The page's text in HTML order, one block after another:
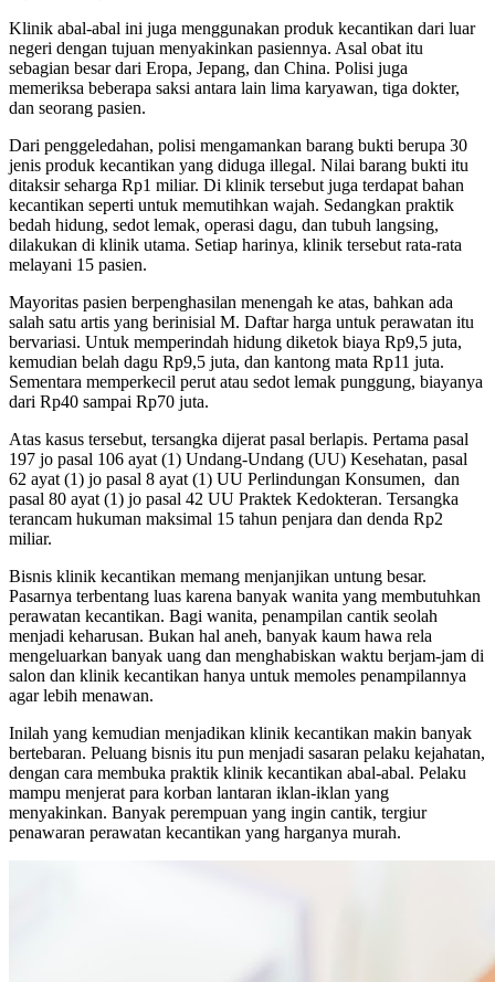
Klinik abal-abal ini juga menggunakan produk kecantikan dari luar
negeri dengan tujuan menyakinkan pasiennya. Asal obat itu
sebagian besar dari Eropa, Jepang, dan China. Polisi juga
memeriksa beberapa saksi antara lain lima karyawan, tiga dokter,
dan seorang pasien.
Dari penggeledahan, polisi mengamankan barang bukti berupa 30
jenis produk kecantikan yang diduga illegal. Nilai barang bukti itu
ditaksir seharga Rp1 miliar. Di klinik tersebut juga terdapat bahan
kecantikan seperti untuk memutihkan wajah. Sedangkan praktik
bedah hidung, sedot lemak, operasi dagu, dan tubuh langsing,
dilakukan di klinik utama. Setiap harinya, klinik tersebut rata-rata
melayani 15 pasien.
Mayoritas pasien berpenghasilan menengah ke atas, bahkan ada
salah satu artis yang berinisial M. Daftar harga untuk perawatan itu
bervariasi. Untuk memperindah hidung diketok biaya Rp9,5 juta,
kemudian belah dagu Rp9,5 juta, dan kantong mata Rp11 juta.
Sementara memperkecil perut atau sedot lemak punggung, biayanya
dari Rp40 sampai Rp70 juta.
Atas kasus tersebut, tersangka dijerat pasal berlapis. Pertama pasal
197 jo pasal 106 ayat (1) Undang-Undang (UU) Kesehatan, pasal
62 ayat (1) jo pasal 8 ayat (1) UU Perlindungan Konsumen, dan
pasal 80 ayat (1) jo pasal 42 UU Praktek Kedokteran. Tersangka
terancam hukuman maksimal 15 tahun penjara dan denda Rp2
miliar.
Bisnis klinik kecantikan memang menjanjikan untung besar.
Pasarnya terbentang luas karena banyak wanita yang membutuhkan
perawatan kecantikan. Bagi wanita, penampilan cantik seolah
menjadi keharusan. Bukan hal aneh, banyak kaum hawa rela
mengeluarkan banyak uang dan menghabiskan waktu berjam-jam di
salon dan klinik kecantikan hanya untuk memoles penampilannya
agar lebih menawan.
Inilah yang kemudian menjadikan klinik kecantikan makin banyak
bertebaran. Peluang bisnis itu pun menjadi sasaran pelaku kejahatan,
dengan cara membuka praktik klinik kecantikan abal-abal. Pelaku
mampu menjerat para korban lantaran iklan-iklan yang
menyakinkan. Banyak perempuan yang ingin cantik, tergiur
penawaran perawatan kecantikan yang harganya murah.